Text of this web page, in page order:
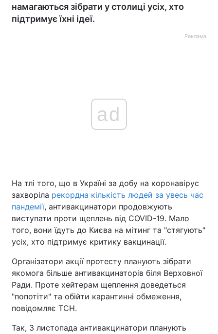
намагаються зібрати у столиці усіх, хто
підтримує їхні ідеї.
Реклама
ad
На тлі того, що в Україні за добу на коронавірус
захворіла рекордна кількість людей за увесь час
пандемії, антивакцинатори продовжують
виступати проти щеплень від COVID-19. Мало
того, вони їдуть до Києва на мітинг та "стягують"
усіх, хто підтримує критику вакцинації.
Організатори акції протесту планують зібрати
якомога більше антивакцинаторів біля Верховної
Ради. Проте хейтерам щеплення доведеться
"попотіти" та обійти карантинні обмеження,
повідомляє ТСН.
Так, 3 листопада антивакцинатори планують